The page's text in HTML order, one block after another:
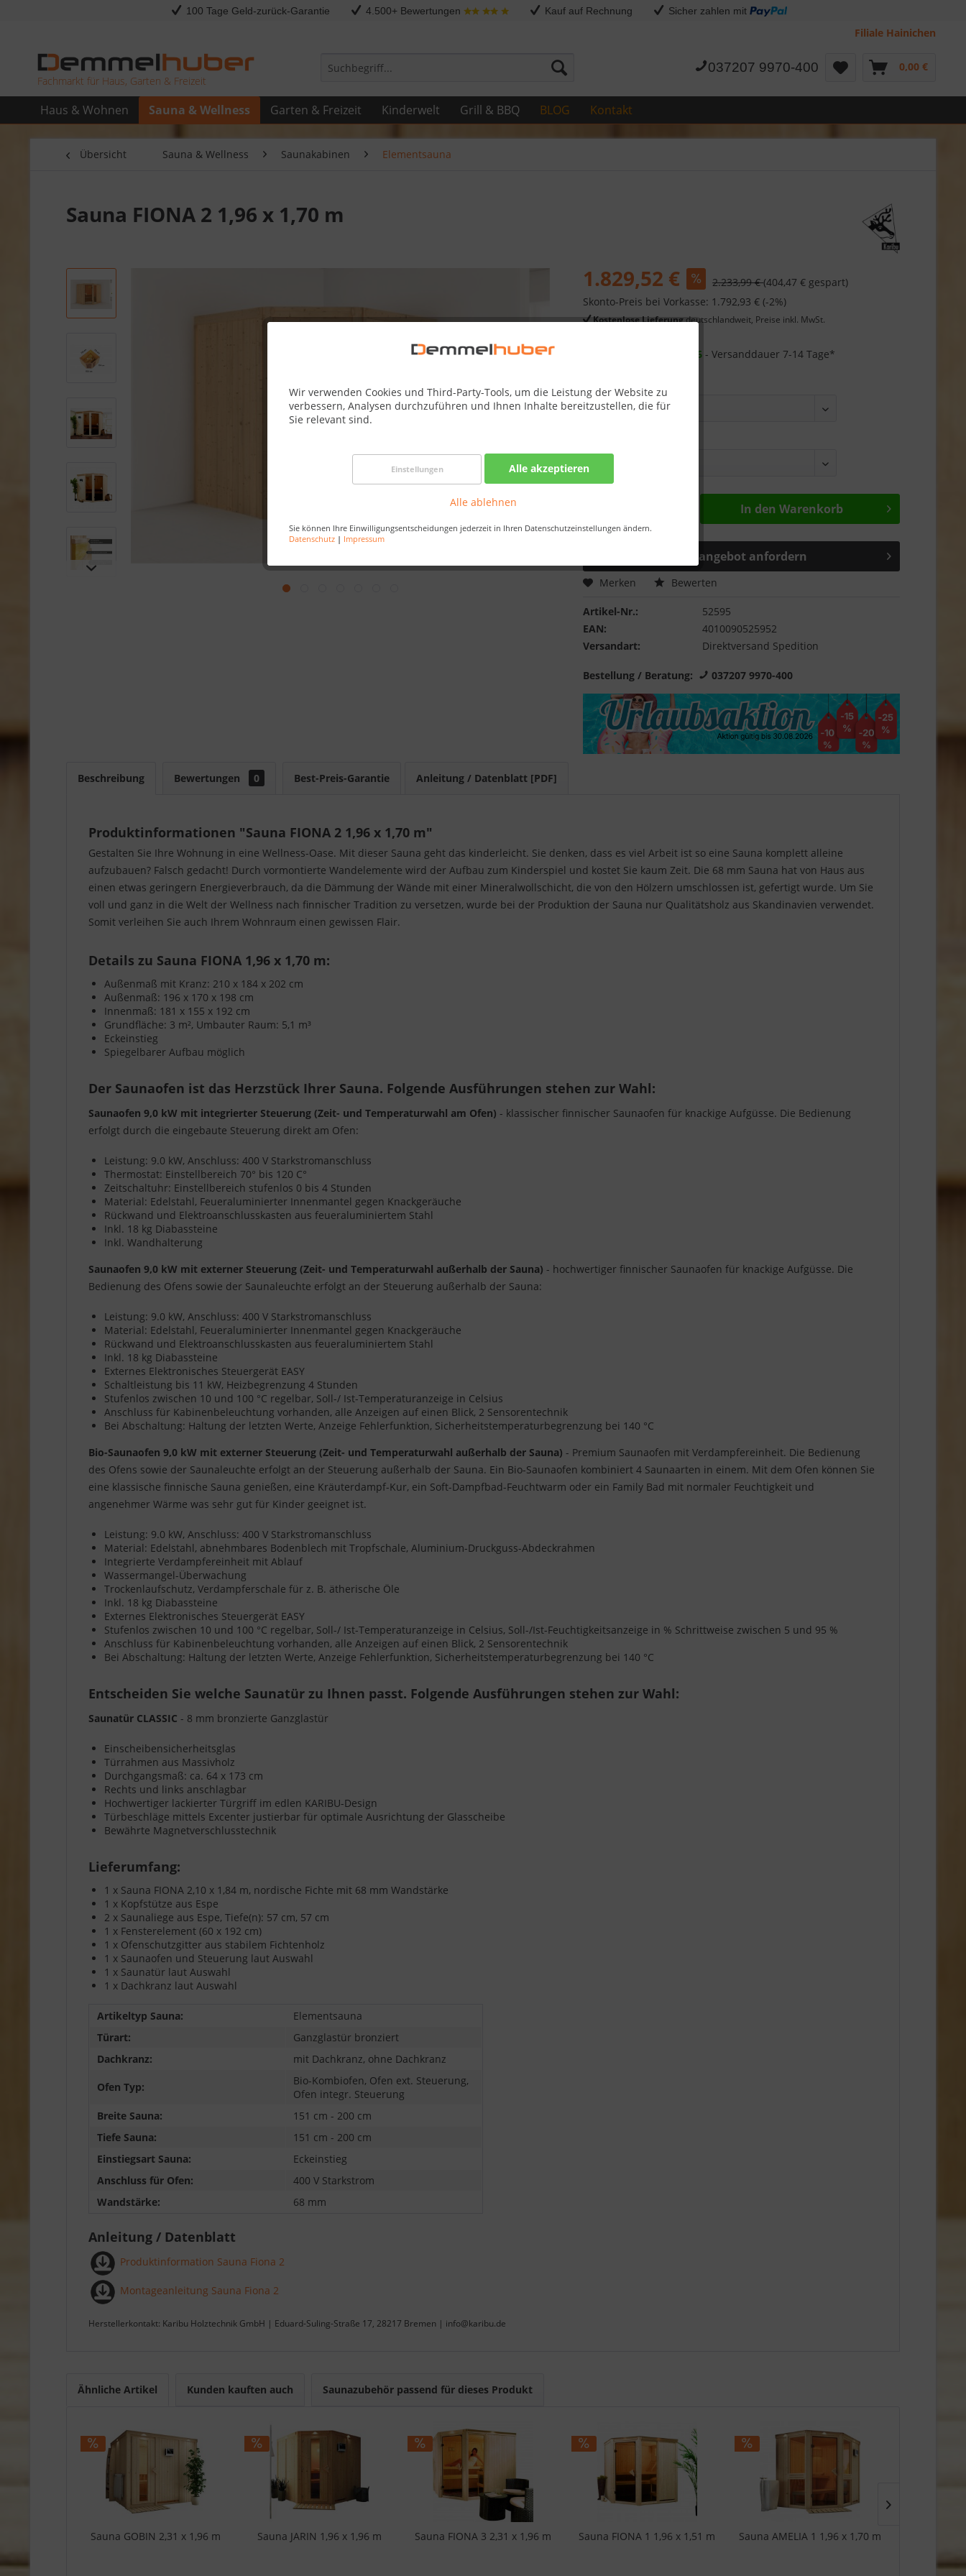
100 Tage Geld-zurück-Garantie 4.500+ Bewertungen Kauf auf Rechnung Sicher zahlen mit
Filiale Hainichen
Fachmarkt für Haus, Garten & Freizeit
037207 9970-400 0,00 €
Haus & Wohnen Sauna & Wellness Garten & Freizeit Kinderwelt Grill & BBQ BLOG Kontakt
Wir verwenden Cookies und Third-Party-Tools, um die Leistung der Website zu
verbessern, Analysen durchzuführen und Ihnen Inhalte bereitzustellen, die für
Sie relevant sind.
Einstellungen Alle akzeptieren
Alle ablehnen
Sie können Ihre Einwilligungsentscheidungen jederzeit in Ihren Datenschutzeinstellungen ändern.
Datenschutz | Impressum
Übersicht Sauna & Wellness Saunakabinen Elementsauna
Sauna FIONA 2 1,96 x 1,70 m
1.829,52 € 2.233,99 €(404,47 € gespart)
Skonto-Preis bei Vorkasse: 1.792,93 € (-2%)
Kostenlose Lieferungdeutschlandweit, Preise inkl. MwSt.
25.08.26 - Versanddauer 7-14 Tage*
In den Warenkorb
Sonderangebot anfordern
Merken Bewerten
Artikel-Nr.:
52595
EAN:
4010090525952
Versandart:
Direktversand Spedition
Bestellung / Beratung: 037207 9970-400
Beschreibung Bewertungen 0 Best-Preis-Garantie Anleitung / Datenblatt [PDF]
Produktinformationen "Sauna FIONA 2 1,96 x 1,70 m"
Gestalten Sie Ihre Wohnung in eine Wellness-Oase. Mit dieser Sauna geht das kinderleicht. Sie denken, dass es viel Arbeit ist so eine Sauna komplett alleine
aufzubauen? Falsch gedacht! Durch vormontierte Wandelemente wird der Aufbau zum Kinderspiel und kostet Sie kaum Zeit. Die 68 mm Sauna hat von Haus aus
einen etwas geringern Energieverbrauch, da die Dämmung der Wände mit einer Mineralwollschicht, die von den Hölzern umschlossen ist, gefertigt wurde. Um Sie
voll und ganz in die Welt der Wellness nach finnischer Tradition zu versetzen, wurde bei der Produktion der Sauna nur Qualitätsholz aus Skandinavien verwendet.
Somit verleihen Sie auch Ihrem Wohnraum einen gewissen Flair.
Details zu Sauna FIONA 1,96 x 1,70 m:
Außenmaß mit Kranz: 210 x 184 x 202 cm
Außenmaß: 196 x 170 x 198 cm
Innenmaß: 181 x 155 x 192 cm
Grundfläche: 3 m², Umbauter Raum: 5,1 m³
Eckeinstieg
Spiegelbarer Aufbau möglich
Der Saunaofen ist das Herzstück Ihrer Sauna. Folgende Ausführungen stehen zur Wahl:
Saunaofen 9,0 kW mit integrierter Steuerung (Zeit- und Temperaturwahl am Ofen) - klassischer finnischer Saunaofen für knackige Aufgüsse. Die Bedienung
erfolgt durch die eingebaute Steuerung direkt am Ofen:
Leistung: 9.0 kW, Anschluss: 400 V Starkstromanschluss
Thermostat: Einstellbereich 70° bis 120 C°
Zeitschaltuhr: Einstellbereich stufenlos 0 bis 4 Stunden
Material: Edelstahl, Feueraluminierter Innenmantel gegen Knackgeräuche
Rückwand und Elektroanschlusskasten aus feueraluminiertem Stahl
Inkl. 18 kg Diabassteine
Inkl. Wandhalterung
Saunaofen 9,0 kW mit externer Steuerung (Zeit- und Temperaturwahl außerhalb der Sauna) - hochwertiger finnischer Saunaofen für knackige Aufgüsse. Die
Bedienung des Ofens sowie der Saunaleuchte erfolgt an der Steuerung außerhalb der Sauna:
Leistung: 9.0 kW, Anschluss: 400 V Starkstromanschluss
Material: Edelstahl, Feueraluminierter Innenmantel gegen Knackgeräuche
Rückwand und Elektroanschlusskasten aus feueraluminiertem Stahl
Inkl. 18 kg Diabassteine
Externes Elektronisches Steuergerät EASY
Schaltleistung bis 11 kW, Heizbegrenzung 4 Stunden
Stufenlos zwischen 10 und 100 °C regelbar, Soll-/ Ist-Temperaturanzeige in Celsius
Anschluss für Kabinenbeleuchtung vorhanden, alle Anzeigen auf einen Blick, 2 Sensorentechnik
Bei Abschaltung: Haltung der letzten Werte, Anzeige Fehlerfunktion, Sicherheitstemperaturbegrenzung bei 140 °C
Bio-Saunaofen 9,0 kW mit externer Steuerung (Zeit- und Temperaturwahl außerhalb der Sauna) - Premium Saunaofen mit Verdampfereinheit. Die Bedienung
des Ofens sowie der Saunaleuchte erfolgt an der Steuerung außerhalb der Sauna. Ein Bio-Saunaofen kombiniert 4 Saunaarten in einem. Mit dem Ofen können Sie
eine klassische finnische Sauna genießen, eine Kräuterdampf-Kur, ein Soft-Dampfbad-Feuchtwarm oder ein Family Bad mit normaler Feuchtigkeit und
angenehmer Wärme was sehr gut für Kinder geeignet ist.
Leistung: 9.0 kW, Anschluss: 400 V Starkstromanschluss
Material: Edelstahl, abnehmbares Bodenblech mit Tropfschale, Aluminium-Druckguss-Abdeckrahmen
Integrierte Verdampfereinheit mit Ablauf
Wassermangel-Überwachung
Trockenlaufschutz, Verdampferschale für z. B. ätherische Öle
Inkl. 18 kg Diabassteine
Externes Elektronisches Steuergerät EASY
Stufenlos zwischen 10 und 100 °C regelbar, Soll-/ Ist-Temperaturanzeige in Celsius, Soll-/Ist-Feuchtigkeitsanzeige in % Schrittweise zwischen 5 und 95 %
Anschluss für Kabinenbeleuchtung vorhanden, alle Anzeigen auf einen Blick, 2 Sensorentechnik
Bei Abschaltung: Haltung der letzten Werte, Anzeige Fehlerfunktion, Sicherheitstemperaturbegrenzung bei 140 °C
Entscheiden Sie welche Saunatür zu Ihnen passt. Folgende Ausführungen stehen zur Wahl:
Saunatür CLASSIC - 8 mm bronzierte Ganzglastür
Einscheibensicherheitsglas
Türrahmen aus Massivholz
Durchgangsmaß: ca. 64 x 173 cm
Rechts und links anschlagbar
Hochwertiger lackierter Türgriff im edlen KARIBU-Design
Türbeschläge mittels Excenter justierbar für optimale Ausrichtung der Glasscheibe
Bewährte Magnetverschlusstechnik
Lieferumfang:
1 x Sauna FIONA 2,10 x 1,84 m, nordische Fichte mit 68 mm Wandstärke
1 x Kopfstütze aus Espe
2 x Saunaliege aus Espe, Tiefe(n): 57 cm, 57 cm
1 x Fensterelement (60 x 192 cm)
1 x Ofenschutzgitter aus stabilem Fichtenholz
1 x Saunaofen und Steuerung laut Auswahl
1 x Saunatür laut Auswahl
1 x Dachkranz laut Auswahl
Artikeltyp Sauna:
Elementsauna
Türart:
Ganzglastür bronziert
Dachkranz:
mit Dachkranz, ohne Dachkranz
Ofen Typ:
Bio-Kombiofen, Ofen ext. Steuerung,
Ofen integr. Steuerung
Breite Sauna:
151 cm - 200 cm
Tiefe Sauna:
151 cm - 200 cm
Einstiegsart Sauna:
Eckeinstieg
Anschluss für Ofen:
400 V Starkstrom
Wandstärke:
68 mm
Anleitung / Datenblatt
Produktinformation Sauna Fiona 2
Montageanleitung Sauna Fiona 2
Herstellerkontakt: Karibu Holztechnik GmbH | Eduard-Suling-Straße 17, 28217 Bremen | info@karibu.de
Ähnliche Artikel Kunden kauften auch Saunazubehör passend für dieses Produkt
Sauna GOBIN 2,31 x 1,96 m Sauna JARIN 1,96 x 1,96 m Sauna FIONA 3 2,31 x 1,96 m Sauna FIONA 1 1,96 x 1,51 m Sauna AMELIA 1 1,96 x 1,70 m